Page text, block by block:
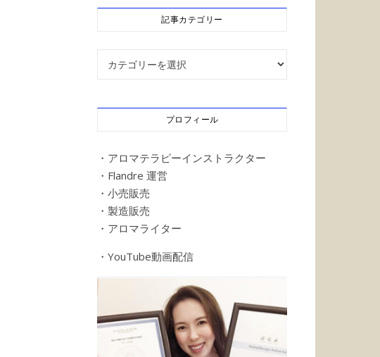
記事カテゴリー
記事カテゴリー
プロフィール
・アロマテラピーインストラクター
・Flandre 運営
・小売販売
・製造販売
・アロマライター
・YouTube動画配信